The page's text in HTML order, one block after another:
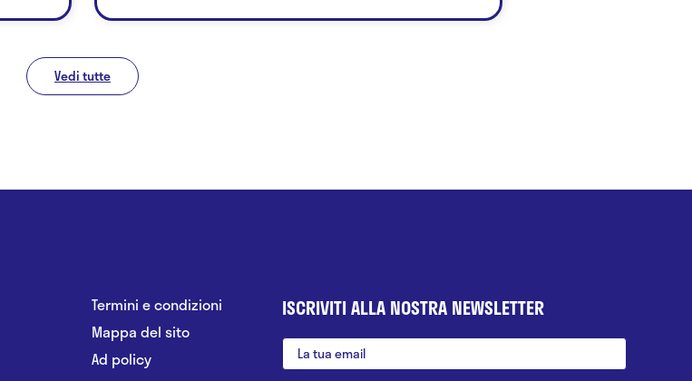
Vedi tutte
Termini e condizioni
Mappa del sito
Ad policy
ISCRIVITI ALLA NOSTRA NEWSLETTER